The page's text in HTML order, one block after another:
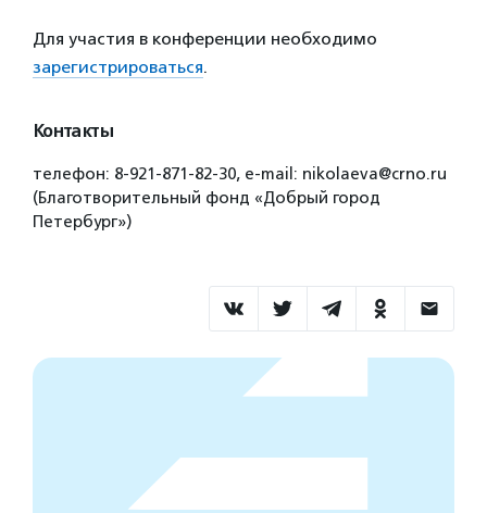
Для участия в конференции необходимо
зарегистрироваться.
Контакты
телефон: 8-921-871-82-30, e-mail: nikolaeva@crno.ru
(Благотворительный фонд «Добрый город
Петербург»)